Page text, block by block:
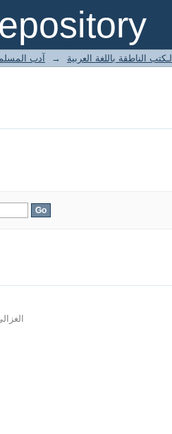
الـكتب الناطقة باللغة العربية → آدب